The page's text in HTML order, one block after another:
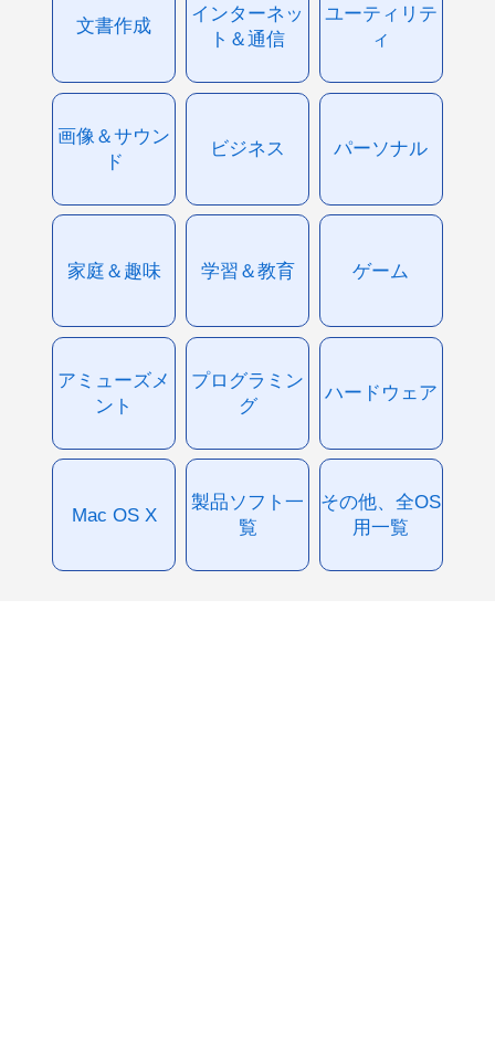
文書作成
インターネッ
ト＆通信
ユーティリテ
ィ
画像＆サウン
ド
ビジネス パーソナル
家庭＆趣味 学習＆教育 ゲーム
アミューズメ
ント
プログラミン
グ
ハードウェア
Mac OS X
製品ソフト一
覧
その他、全OS
用一覧